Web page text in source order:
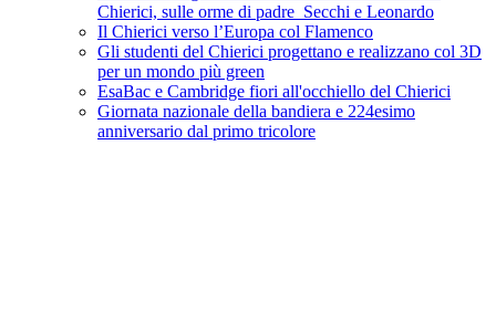
Chierici, sulle orme di padre Secchi e Leonardo
Il Chierici verso l’Europa col Flamenco
Gli studenti del Chierici progettano e realizzano col 3D
per un mondo più green
EsaBac e Cambridge fiori all'occhiello del Chierici
Giornata nazionale della bandiera e 224esimo
anniversario dal primo tricolore